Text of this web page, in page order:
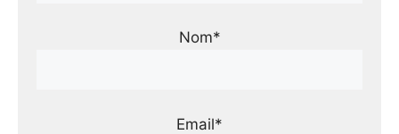
Nom*
Email*